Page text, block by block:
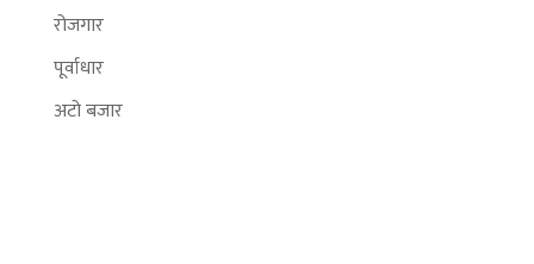
रोजगार
पूर्वाधार
अटो बजार